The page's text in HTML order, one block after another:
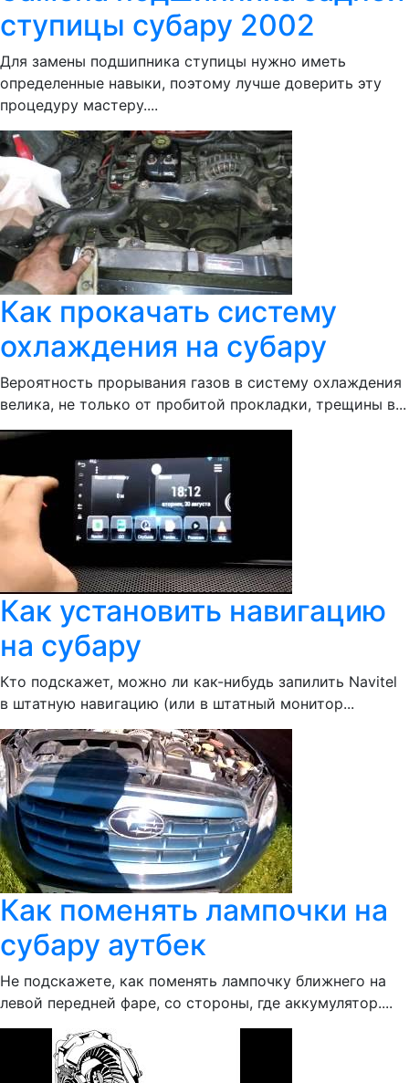
ступицы субару 2002
Для замены подшипника ступицы нужно иметь
определенные навыки, поэтому лучше доверить эту
процедуру мастеру....
Как прокачать систему
охлаждения на субару
Вероятность прорывания газов в систему охлаждения
велика, не только от пробитой прокладки, трещины в...
Как установить навигацию
на субару
Кто подскажет, можно ли как-нибудь запилить Navitel
в штатную навигацию (или в штатный монитор...
Как поменять лампочки на
субару аутбек
Не подскажете, как поменять лампочку ближнего на
левой передней фаре, со стороны, где аккумулятор....